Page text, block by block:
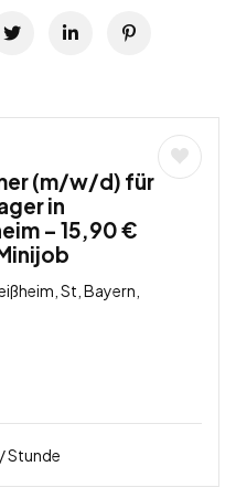
(m/w/d) für
in
– 15,90 €
St, Bayern,
/ Stunde